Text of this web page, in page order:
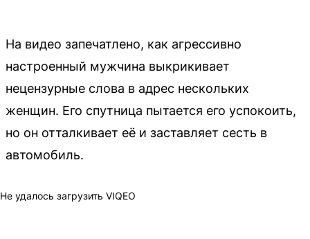
На видео запечатлено, как агрессивно
настроенный мужчина выкрикивает
нецензурные слова в адрес нескольких
женщин. Его спутница пытается его успокоить,
но он отталкивает её и заставляет сесть в
автомобиль.
Не удалось загрузить VIQEO